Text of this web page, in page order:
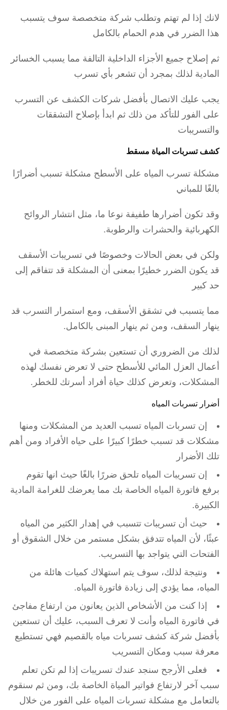
لانك إذا لم تهتم وتطلب شركة متخصصة سوف يتسبب
هذا الضرر في هدم الحمام بالكامل
ثم إصلاح جميع الأجزاء الداخلية التالفة مما يسبب الخسائر
المادية لذلك بمجرد أن تشعر بأي تسرب
يجب عليك الاتصال بأفضل شركات الكشف عن التسرب
على الفور للتأكد من ذلك ثم ابدأ بإصلاح التشققات
والتسريبات
كشف تسربات المياة مسقط
مشكلة تسرب المياه على الأسطح مشكلة تسبب أضرارًا
بالغًا للمباني
وقد تكون أضرارها طفيفة نوعا ما، مثل انتشار الروائح
الكهربائية والحشرات والرطوبة.
ولكن في بعض الحالات وخصوصًا في تسريبات الأسقف
قد يكون الضرر خطيرًا بمعنى أن المشكلة قد تتفاقم إلى
حد كبير
مما يتسبب في تشقق الأسقف، ومع استمرار التسرب قد
ينهار السقف، ومن ثم ينهار المبنى بالكامل.
لذلك من الضروري أن تستعين بشركة متخصصة في
أعمال العزل المائي للأسطح حتى لا تعرض نفسك لهذه
المشكلات، وتعرض كذلك حياة أفراد أسرتك للخطر.
أضرار تسربات المياه
إن تسربات المياه تسبب العديد من المشكلات ومنها
مشكلات قد تسبب خطرًا كبيرًا على حياه الأفراد ومن أهم
تلك الأضرار
إن تسريبات المياه تلحق ضررًا بالغًا حيث انها تقوم
برفع فاتورة المياه الخاصة بك مما يعرضك للغرامة المادية
الكبيرة.
حيث أن تسريبات تتسبب في إهدار الكثير من المياه
عبثًا، لأن المياه تتدفق بشكل مستمر من خلال الشقوق أو
الفتحات التي يتواجد بها التسريب.
ونتيجة لذلك، سوف يتم استهلاك كميات هائلة من
المياه، مما يؤدي إلى زيادة فاتورة المياه.
إذا كنت من الأشخاص الذين يعانون من ارتفاع مفاجئ
في فاتورة المياه وأنت لا تعرف السبب، عليك أن تستعين
بأفضل شركة كشف تسربات مياه بالقصيم فهي تستطيع
معرفة سبب ومكان التسريب
فعلى الأرجح سنجد عندك تسريبات إذا لم تكن تعلم
سبب آخر لارتفاع فواتير المياة الخاصة بك، ومن ثم سنقوم
بالتعامل مع مشكلة تسربات المياه على الفور من خلال